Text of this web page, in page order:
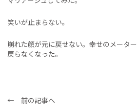
笑いが止まらない。
崩れた顔が元に戻せない。幸せのメーター
戻らなくなった。
← 前の記事へ